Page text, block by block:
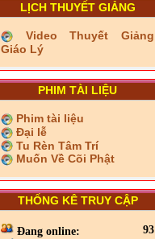
LỊCH THUYẾT GIẢNG
Video Thuyết Giảng
Giáo Lý
PHIM TÀI LIỆU
Phim tài liệu
Đại lễ
Tu Rèn Tâm Trí
Muốn Về Cõi Phật
THỐNG KÊ TRUY CẬP
Đang online:
93